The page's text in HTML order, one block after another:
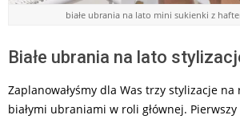
białe ubrania na lato mini sukienki z
Białe ubrania na lato
Zaplanowałyśmy dla Was trzy stylizacje na
białymi ubraniami w roli głównej.